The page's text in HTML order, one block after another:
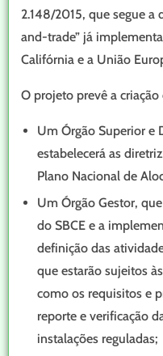
2.148/2015, que segue a
and-trade” já
Califórnia e a União
O projeto prevê a criação
Um Órgão Superior e
estabelecerá as
Plano Nacional de
Um Órgão Gestor,
do SBCE e a
definição das
que estarão sujeitos
como os requisitos e
reporte e verificação
instalações reguladas;